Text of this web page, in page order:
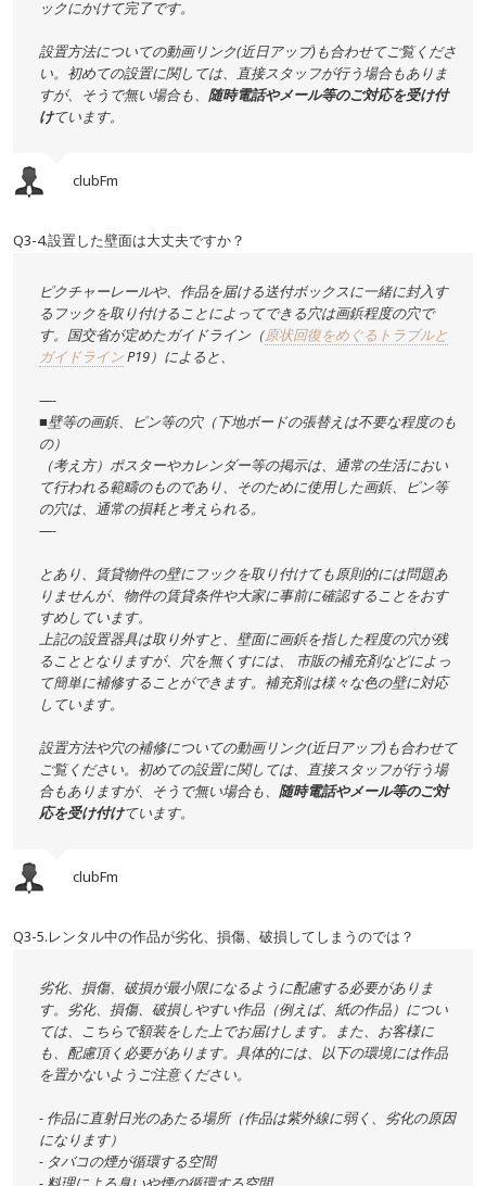
ックにかけて完了です。
設置方法についての動画リンク(近日アップ)も合わせてご覧くださ
い。初めての設置に関しては、直接スタッフが行う場合もありま
すが、そうで無い場合も、 随時電話やメール等のご対応を受け付
けています。
clubFm
Q3-4.設置した壁面は大丈夫ですか？
ピクチャーレールや、作品を届ける送付ボックスに一緒に封入す
るフックを取り付けることによってできる穴は画鋲程度の穴で
す。国交省が定めたガイドライン（原状回復をめぐるトラブルと
ガイドラインP19）によると、
—-
■壁等の画鋲、ピン等の穴（下地ボードの張替えは不要な程度のも
の）
（考え方）ポスターやカレンダー等の掲示は、通常の生活におい
て行われる範疇のものであり、そのために使用した画鋲、ピン等
の穴は、通常の損耗と考えられる。
—-
とあり、賃貸物件の壁にフックを取り付けても原則的には問題あ
りませんが、物件の賃貸条件や大家に事前に確認することをおす
すめしています。
上記の設置器具は取り外すと、壁面に画鋲を指した程度の穴が残
ることとなりますが、穴を無くすには、 市販の補充剤などによっ
て簡単に補修することができます。補充剤は様々な色の壁に対応
しています。
設置方法や穴の補修についての動画リンク(近日アップ)も合わせて
ご覧ください。初めての設置に関しては、直接スタッフが行う場
合もありますが、そうで無い場合も、 随時電話やメール等のご対
応を受け付けています。
clubFm
Q3-5.レンタル中の作品が劣化、損傷、破損してしまうのでは？
劣化、損傷、破損が最小限になるように配慮する必要がありま
す。劣化、損傷、破損しやすい作品（例えば、紙の作品）につい
ては、こちらで額装をした上でお届けします。また、お客様に
も、配慮頂く必要があります。具体的には、以下の環境には作品
を置かないようご注意ください。
- 作品に直射日光のあたる場所（作品は紫外線に弱く、劣化の原因
になります）
- タバコの煙が循環する空間